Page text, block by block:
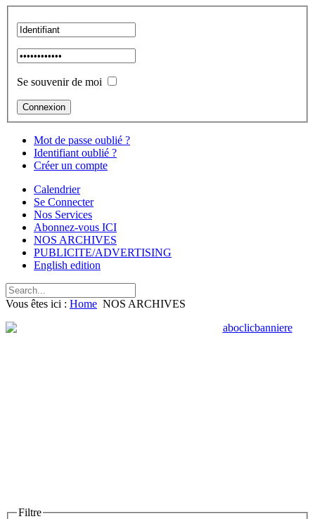
Se souvenir de moi
Mot de passe oublié ?
Identifiant oublié ?
Créer un compte
Calendrier
Se Connecter
Nos Services
Abonnez-vous ICI
NOS ARCHIVES
PUBLICITE/ADVERTISING
English edition
Vous êtes ici : Home NOS ARCHIVES
Filtre